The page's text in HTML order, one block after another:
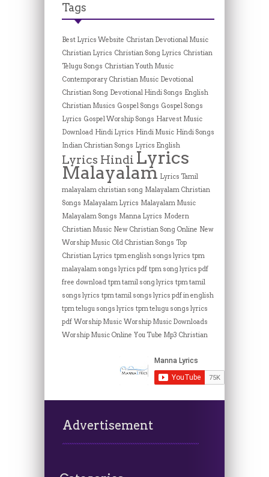
Tags
Best Lyrics Website Christan Devotional Music
Christian Lyrics Christian Song Lyrics Christian
Telugu Songs Christian Youth Music
Contemporary Christian Music Devotional
Christian Song Devotional Hindi Songs English
Christian Musics Gospel Songs Gospel Songs
Lyrics Gospel Worship Songs Harvest Music
Download Hindi Lyrics Hindi Music Hindi Songs
Indian Christian Songs Lyrics English
Lyrics Hindi Lyrics
Malayalam Lyrics Tamil
malayalam christian song Malayalam Christian
Songs Malayalam Lyrics Malayalam Music
Malayalam Songs Manna Lyrics Modern
Christian Music New Christian Song Online New
Worship Music Old Christian Songs Top
Christian Lyrics tpm english songs lyrics tpm
malayalam songs lyrics pdf tpm song lyrics pdf
free download tpm tamil song lyrics tpm tamil
songs lyrics tpm tamil songs lyrics pdf in english
tpm telugu songs lyrics tpm telugu songs lyrics
pdf Worship Music Worship Music Downloads
Worship Music Online You Tube Mp3 Christian
Advertisement